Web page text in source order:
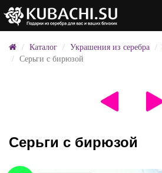
Каталог Украшения из серебра
Серьги с бирюзой
Серьги с бирюзой